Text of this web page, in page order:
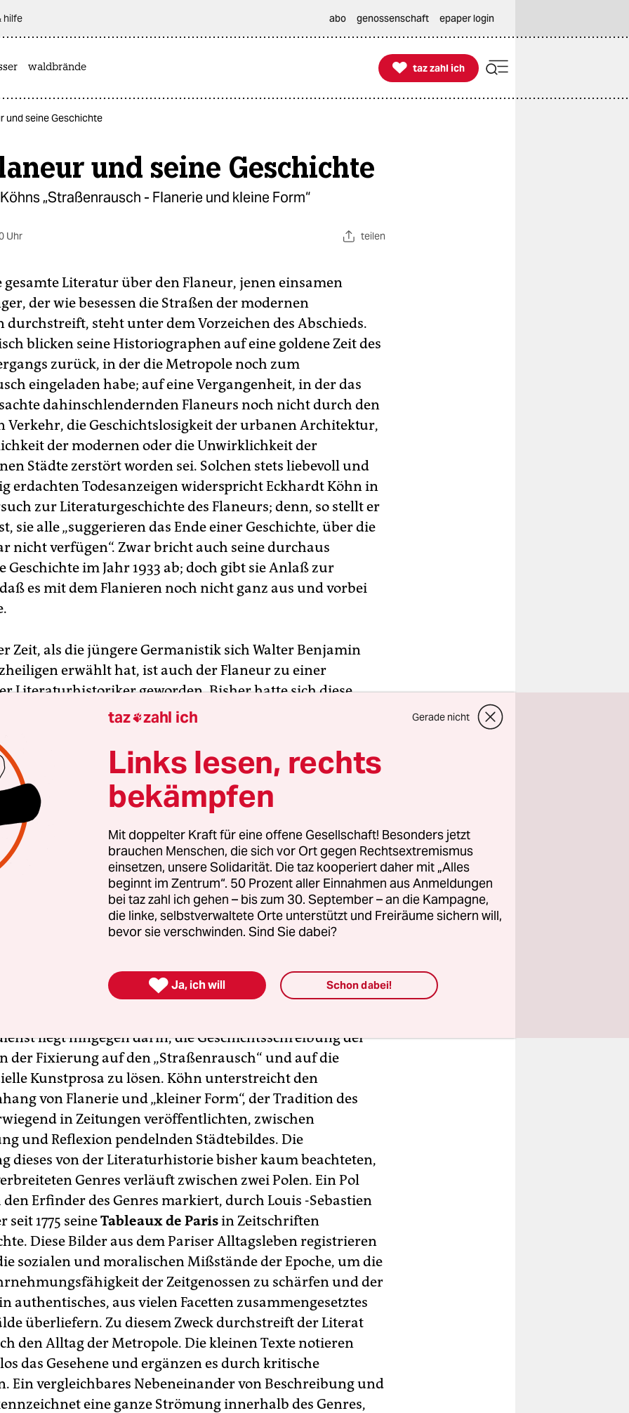
hilfe abo genossenschaft epaper login
waldbrände 
taz zahl ich
taz zahl ich
und seine Geschichte
und seine Geschichte
„Straßenrausch - Flanerie und kleine Form“
Uhr teilen
gesamte Literatur über den Flaneur, jenen einsamen
der wie besessen die Straßen der modernen
durchstreift, steht unter dem Vorzeichen des Abschieds.
blicken seine Historiographen auf eine goldene Zeit des
zurück, in der die Metropole noch zum
eingeladen habe; auf eine Vergangenheit, in der das
dahinschlendernden Flaneurs noch nicht durch den
Verkehr, die Geschichtslosigkeit der urbanen Architektur,
der modernen oder die Unwirklichkeit der
Städte zerstört worden sei. Solchen stets liebevoll und
erdachten Todesanzeigen widerspricht Eckhardt Köhn in
zur Literaturgeschichte des Flaneurs; denn, so stellt er
sie alle „suggerieren das Ende einer Geschichte, über die
nicht verfügen“. Zwar bricht auch seine durchaus
Geschichte im Jahr 1933 ab; doch gibt sie Anlaß zur
es mit dem Flanieren noch nicht ganz aus und vorbei
Zeit, als die jüngere Germanistik sich Walter Benjamin
erwählt hat, ist auch der Flaneur zu einer
Literaturhistoriker geworden. Bisher hatte sich diese
in größeren monographischen Veröffentlichungen
Erst 1988 erschien Rüdiger Severins Dissertation
des Flaneurs in deutschsprachiger Prosa,
der man
zukünftig vorziehen wird, da es über die größere
verfügt. Zu erwähnen ist ferner ein Aufsatz
Voss, der in dem ebenfalls 1988 von Klaus Scherpe
Sammelband mit dem TitelDie Unwirklichkeit der
ist. Die Erfahrung des „Straßenrausches“, auf die der
Buch verweist, führt Voss auf ein anthropologisch zu
Bedürfnis nach ungeregelter Verausgabung und
mit der Umwelt zurück, das sich unter Bedingungen
exemplarisch im Flaneur verkörpert. Damit gibt Voss
als Köhn, auch wenn das ihm aufgebürdete
seine historischen Konturen eher verwischt.
liegt hingegen darin, die Geschichtsschreibung der
der Fixierung auf den „Straßenrausch“ und auf die
Kunstprosa zu lösen. Köhn unterstreicht den
von Flanerie und „kleiner Form“, der Tradition des
in Zeitungen veröffentlichten, zwischen
und Reflexion pendelnden Städtebildes. Die
dieses von der Literaturhistorie bisher kaum beachteten,
Genres verläuft zwischen zwei Polen. Ein Pol
Erfinder des Genres markiert, durch Louis -Sebastien
seit 1775 seineTableaux de Parisin Zeitschriften
Diese Bilder aus dem Pariser Alltagsleben registrieren
sozialen und moralischen Mißstände der Epoche, um die
der Zeitgenossen zu schärfen und der
authentisches, aus vielen Facetten zusammengesetztes
überliefern. Zu diesem Zweck durchstreift der Literat
den Alltag der Metropole. Die kleinen Texte notieren
das Gesehene und ergänzen es durch kritische
Ein vergleichbares Nebeneinander von Beschreibung und
eine ganze Strömung innerhalb des Genres,
taz zahl ich Gerade nicht
Links lesen, rechts
bekämpfen
Mit doppelter Kraft für eine offene Gesellschaft! Besonders jetzt
brauchen Menschen, die sich vor Ort gegen Rechtsextremismus
einsetzen, unsere Solidarität. Die taz kooperiert daher mit „Alles
beginnt im Zentrum“. 50 Prozent aller Einnahmen aus Anmeldungen
bei taz zahl ich gehen – bis zum 30. September – an die Kampagne,
die linke, selbstverwaltete Orte unterstützt und Freiräume sichern will,
bevor sie verschwinden. Sind Sie dabei?
 Ja, ich will Schon dabei!